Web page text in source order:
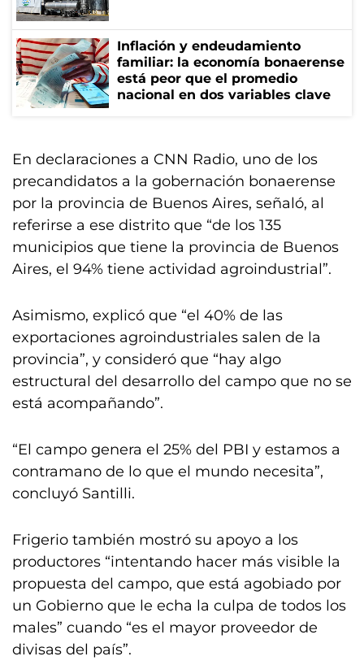
Inflación y endeudamiento
familiar: la economía bonaerense
está peor que el promedio
nacional en dos variables clave
En declaraciones a CNN Radio, uno de los
precandidatos a la gobernación bonaerense
por la provincia de Buenos Aires, señaló, al
referirse a ese distrito que “de los 135
municipios que tiene la provincia de Buenos
Aires, el 94% tiene actividad agroindustrial”.
Asimismo, explicó que “el 40% de las
exportaciones agroindustriales salen de la
provincia”, y consideró que “hay algo
estructural del desarrollo del campo que no se
está acompañando”.
“El campo genera el 25% del PBI y estamos a
contramano de lo que el mundo necesita”,
concluyó Santilli.
Frigerio también mostró su apoyo a los
productores “intentando hacer más visible la
propuesta del campo, que está agobiado por
un Gobierno que le echa la culpa de todos los
males” cuando “es el mayor proveedor de
divisas del país”.